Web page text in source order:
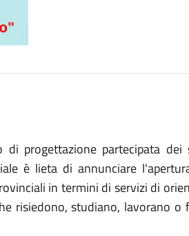
progettazione partecipata
è lieta di annunciare
in termini di servizi di
risiedono, studiano, lavorano